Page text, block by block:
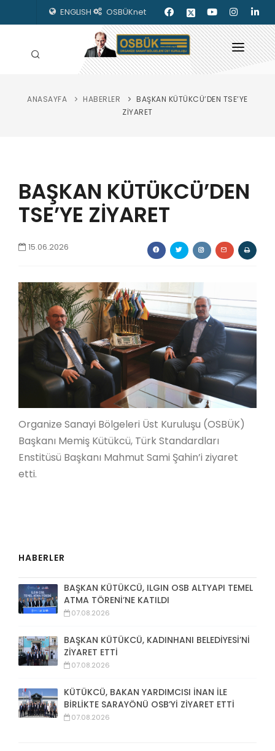
ENGLISH OSBÜKnet
HAKKIMIZDA
KILAVUZLAR
YAYINLARIMIZ
ENERJİ İZLEME
ANASAYFA HABERLER
BAŞKAN KÜTÜKCÜ’DEN TSE’YE
ZİYARET
BAŞKAN KÜTÜKCÜ’DEN
TSE’YE ZİYARET
15.06.2026
Organize Sanayi Bölgeleri Üst Kuruluşu (OSBÜK)
Başkanı Memiş Kütükcü, Türk Standardları
Enstitüsü Başkanı Mahmut Sami Şahin’i ziyaret
etti.
HABERLER
BAŞKAN KÜTÜKCÜ, ILGIN OSB ALTYAPI TEMEL
ATMA TÖRENİ’NE KATILDI
07.08.2026
BAŞKAN KÜTÜKCÜ, KADINHANI BELEDİYESİ’Nİ
ZİYARET ETTİ
07.08.2026
KÜTÜKCÜ, BAKAN YARDIMCISI İNAN İLE
BİRLİKTE SARAYÖNÜ OSB’Yİ ZİYARET ETTİ
07.08.2026